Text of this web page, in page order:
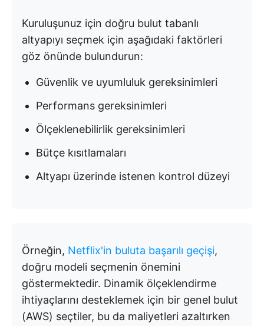
Kuruluşunuz için doğru bulut tabanlı
altyapıyı seçmek için aşağıdaki faktörleri
göz önünde bulundurun:
Güvenlik ve uyumluluk gereksinimleri
Performans gereksinimleri
Ölçeklenebilirlik gereksinimleri
Bütçe kısıtlamaları
Altyapı üzerinde istenen kontrol düzeyi
Örneğin, Netflix'in buluta başarılı geçişi,
doğru modeli seçmenin önemini
göstermektedir. Dinamik ölçeklendirme
ihtiyaçlarını desteklemek için bir genel bulut
(AWS) seçtiler, bu da maliyetleri azaltırken